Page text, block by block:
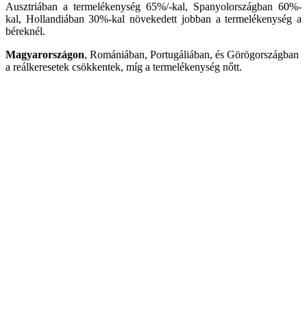
Ausztriában a termelékenység 65%/-kal, Spanyolországban 60%-
kal, Hollandiában 30%-kal növekedett jobban a termelékenység a
béreknél.
Magyarországon, Romániában, Portugáliában, és Görögországban
a reálkeresetek csökkentek, míg a termelékenység nőtt.